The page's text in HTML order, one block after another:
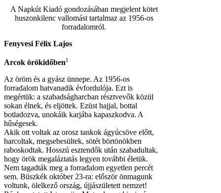
A Napkút Kiadó gondozásában megjelent kötet
huszonkilenc vallomást tartalmaz az 1956-os
forradalomról.
Fenyvesi Félix Lajos
Arcok örökidőben1
Az öröm és a gyász ünnepe. Az 1956-os
forradalom hatvanadik évfordulója. Ezt is
megértük: a szabadságharcban résztvevők közül
sokan élnek, és eljöttek. Ezüst hajjal, bottal
botladozva, unokáik karjába kapaszkodva. A
hűségesek.
Akik ott voltak az orosz tankok ágyúcsöve előtt,
harcoltak, megsebesültek, sötét börtönökben
raboskodtak. Hosszú esztendők után szabadultak,
hogy örök megaláztatás legyen további életük.
Nem tagadták meg a forradalom egyetlen percét
sem. Büszkék október 23-ra: először önmagunk
voltunk, ölelkező ország, újjászületett nemzet!